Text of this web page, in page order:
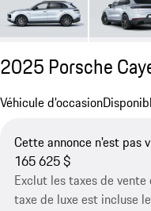
2025 Porsche
Véhicule d'occasion
Cette annonce n'est pas
165 625 $
Exclut les taxes de
taxe de luxe est incluse